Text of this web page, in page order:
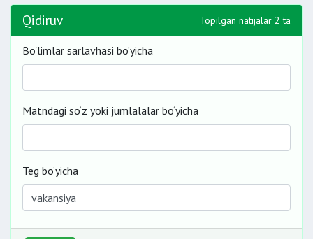
Qidiruv Topilgan natijalar 2 ta
Bo'limlar sarlavhasi bo’yicha
Matndagi so‘z yoki jumlalalar bo‘yicha
Teg bo‘yicha